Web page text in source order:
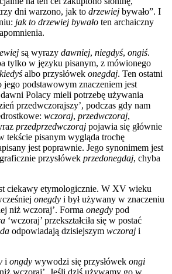
dni warzono, jak to drzewiej bywało”. I
jak to drzewiej bywało ten archaiczny
są wyrazy dawniej, niegdyś, ongiś.
tylko w języku pisanym, z mówionego
kiedyśalbo przysłówek onegdaj. Ten ostatni
jego podstawowym znaczeniem jest
Polacy mieli potrzebę używania
przedwczorajszy’, podczas gdy nam
wczoraj, przedwczoraj,
przedprzedwczoraj pojawia się głównie
tekście pisanym wygląda trochę
jest poprawnie. Jego synonimem jest
przysłówek przedonegdaj, chyba
ciekawy etymologicznie. W XV wieku
onegdy i był używany w znaczeniu
niż wczoraj’. Forma onegdy pod
‘wczoraj’ przekształciła się w postać
odpowiadają dzisiejszym wczoraj i
i ongdy wywodzi się przysłówek ongi
wczoraj’. Jeśli dziś używamy go w